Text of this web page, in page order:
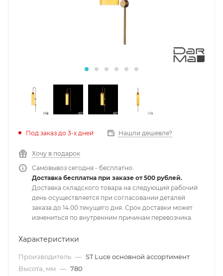
Под заказ до 3-х дней Нашли дешевле?
Хочу в подарок
Самовывоз сегодня - бесплатно.
Доставка бесплатна при заказе от 500 рублей.
Доставка складского товара на следующий рабочий
день осуществляется при согласовании деталей
заказа до 14.00 текущего дня. Срок доставки может
измениться по внутренним причинам перевозчика.
Характеристики
Производитель — ST Luce основной ассортимент
Высота, мм — 780